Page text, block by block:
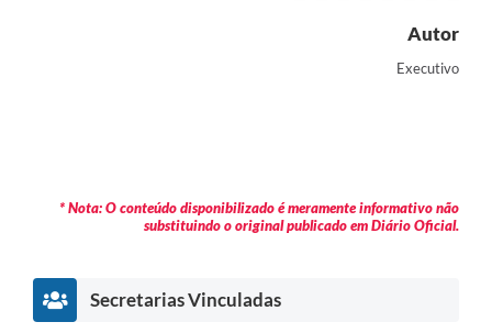
Autor
Executivo
* Nota: O conteúdo disponibilizado é meramente informativo não
substituindo o original publicado em Diário Oficial.
Secretarias Vinculadas